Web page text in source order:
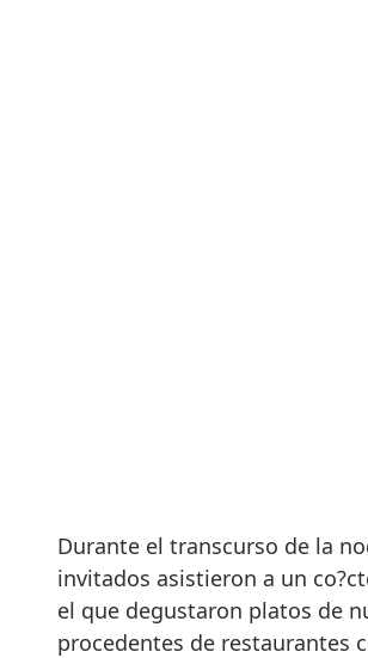
Durante el transcurso de la
invitados asistieron a un
el que degustaron platos de
procedentes de restaurantes